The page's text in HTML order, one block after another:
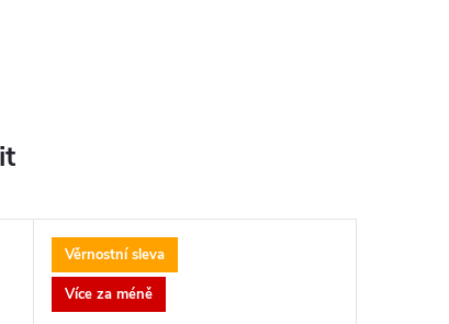
Věrnostní sleva
Více za méně